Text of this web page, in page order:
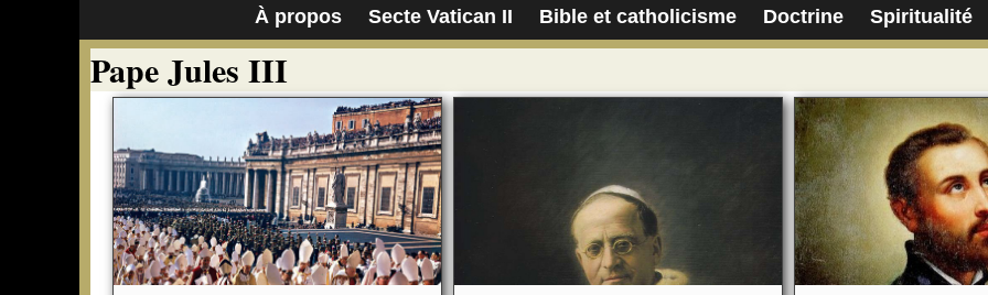
À propos Secte Vatican II Bible et catholicisme Doctrine Spiritualité
Pape Jules III